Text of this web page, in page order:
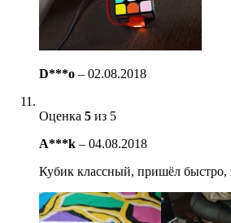
D***o – 02.08.2018
Оценка 5 из 5
A***k – 04.08.2018
Кубик классный, пришёл быстро,